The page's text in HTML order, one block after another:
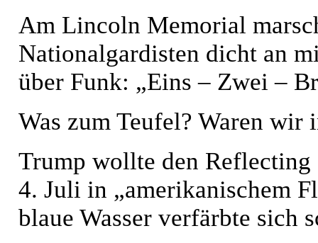
Am Lincoln Memorial
Nationalgardisten dicht an
über Funk: „Eins – Zwei –
Was zum Teufel? Waren wir
Trump wollte den Reflecting
4. Juli in „amerikanischem
blaue Wasser verfärbte sich